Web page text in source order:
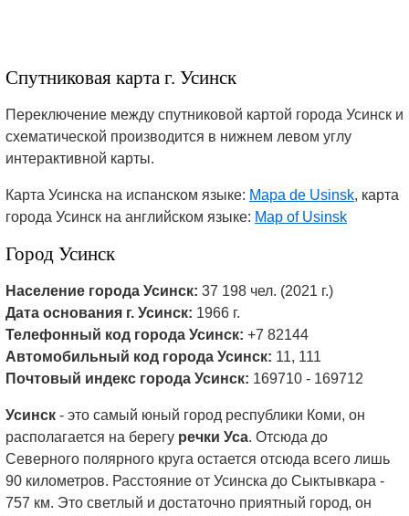
Спутниковая карта г. Усинск
Переключение между спутниковой картой города Усинск и
схематической производится в нижнем левом углу
интерактивной карты.
Карта Усинска на испанском языке: Mapa de Usinsk, карта
города Усинск на английском языке: Map of Usinsk
Город Усинск
Население города Усинск: 37 198 чел. (2021 г.)
Дата основания г. Усинск: 1966 г.
Телефонный код города Усинск: +7 82144
Автомобильный код города Усинск: 11, 111
Почтовый индекс города Усинск: 169710 - 169712
Усинск - это самый юный город республики Коми, он
располагается на берегу речки Уса. Отсюда до
Северного полярного круга остается отсюда всего лишь
90 километров. Расстояние от Усинска до Сыктывкара -
757 км. Это светлый и достаточно приятный город, он